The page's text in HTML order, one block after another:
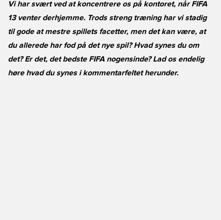
Vi har svært ved at koncentrere os på kontoret, når FIFA
13 venter derhjemme. Trods streng træning har vi stadig
til gode at mestre spillets facetter, men det kan være, at
du allerede har fod på det nye spil? Hvad synes du om
det? Er det, det bedste FIFA nogensinde? Lad os endelig
høre hvad du synes i kommentarfeltet herunder.